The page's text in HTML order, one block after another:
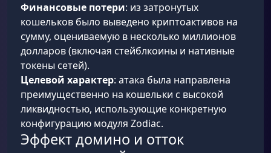
Финансовые потери: из затронутых
кошельков было выведено криптоактивов на
сумму, оцениваемую в несколько миллионов
долларов (включая стейблкоины и нативные
токены сетей).
Целевой характер: атака была направлена
преимущественно на кошельки с высокой
ликвидностью, использующие конкретную
конфигурацию модуля Zodiac.
Эффект домино и отток